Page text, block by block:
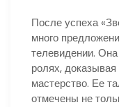
После успеха
много
телевидении.
ролях,
мастерство. Ее
отмечены не